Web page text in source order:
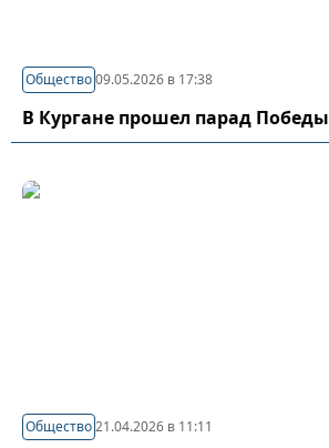
Общество09.05.2026 в 17:38
В Кургане прошел парад Победы
Общество21.04.2026 в 11:11